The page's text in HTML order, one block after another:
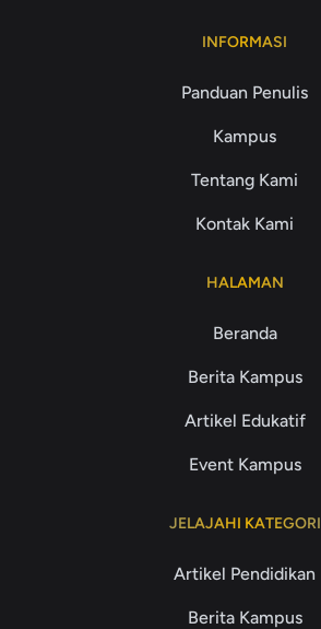
INFORMASI
Panduan Penulis
Kampus
Tentang Kami
Kontak Kami
HALAMAN
Beranda
Berita Kampus
Artikel Edukatif
Event Kampus
JELAJAHI KATEGORI
Artikel Pendidikan
Berita Kampus